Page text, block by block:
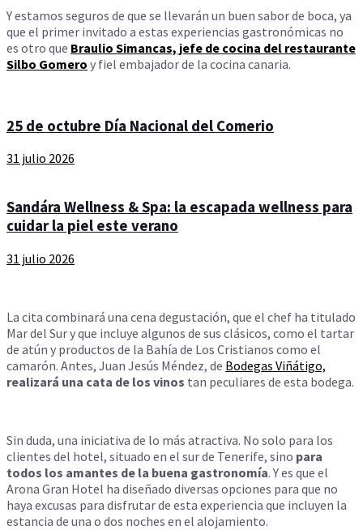
Y estamos seguros de que se llevarán un buen sabor de boca, ya
que el primer invitado a estas experiencias gastronómicas no
es otro que Braulio Simancas, jefe de cocina del restaurante
Silbo Gomero y fiel embajador de la cocina canaria.
25 de octubre Día Nacional del Comerio
31 julio 2026
Sandára Wellness & Spa: la escapada wellness para
cuidar la piel este verano
31 julio 2026
La cita combinará una cena degustación, que el chef ha titulado
Mar del Sur y que incluye algunos de sus clásicos, como el tartar
de atún y productos de la Bahía de Los Cristianos como el
camarón. Antes, Juan Jesús Méndez, de Bodegas Viñátigo,
realizará una cata de los vinos tan peculiares de esta bodega.
Sin duda, una iniciativa de lo más atractiva. No solo para los
clientes del hotel, situado en el sur de Tenerife, sino para
todos los amantes de la buena gastronomía. Y es que el
Arona Gran Hotel ha diseñado diversas opciones para que no
haya excusas para disfrutar de esta experiencia que incluyen la
estancia de una o dos noches en el alojamiento.